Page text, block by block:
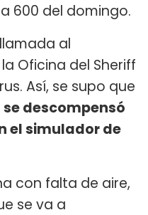
600 del domingo.
al
Oficina del Sheriff
Así, se supo que
se descompensó
el simulador de
con falta de aire,
se va a